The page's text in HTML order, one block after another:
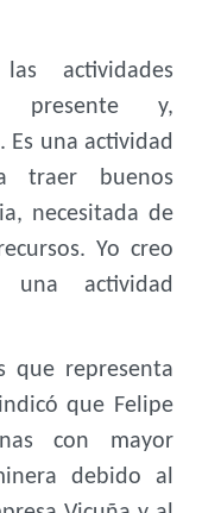
actividades
presente y,
una actividad
traer buenos
necesitada de
Yo creo
actividad
que representa
que Felipe
con mayor
debido al